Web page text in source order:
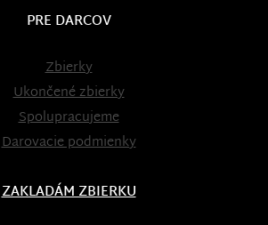
PRE DARCOV
Zbierky
Ukončené zbierky
Spolupracujeme
Darovacie podmienky
ZAKLADÁM ZBIERKU